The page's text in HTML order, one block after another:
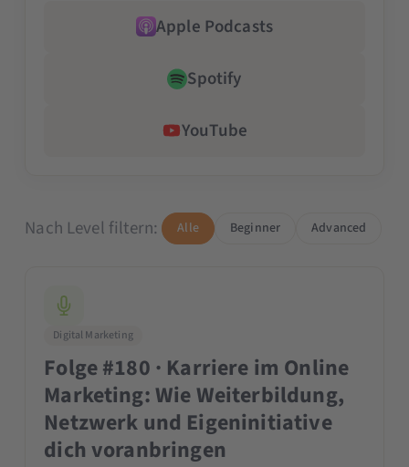
Apple Podcasts
Spotify
YouTube
Nach Level filtern: Alle Beginner Advanced
Digital Marketing
Folge #180 · Karriere im Online
Marketing: Wie Weiterbildung,
Netzwerk und Eigeninitiative
dich voranbringen